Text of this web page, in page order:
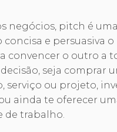
negócios, pitch é uma
e persuasiva o
convencer o outro a
seja comprar
serviço ou projeto,
ainda te oferecer
de trabalho.